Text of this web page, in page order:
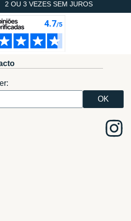
2 OU 3 VEZES SEM JUROS